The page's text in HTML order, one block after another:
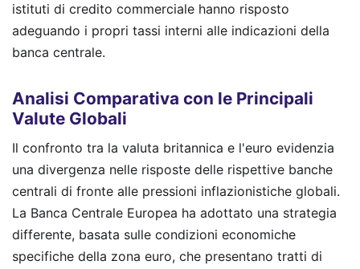
istituti di credito commerciale hanno risposto
adeguando i propri tassi interni alle indicazioni della
banca centrale.
Analisi Comparativa con le Principali
Valute Globali
Il confronto tra la valuta britannica e l'euro evidenzia
una divergenza nelle risposte delle rispettive banche
centrali di fronte alle pressioni inflazionistiche globali.
La Banca Centrale Europea ha adottato una strategia
differente, basata sulle condizioni economiche
specifiche della zona euro, che presentano tratti di